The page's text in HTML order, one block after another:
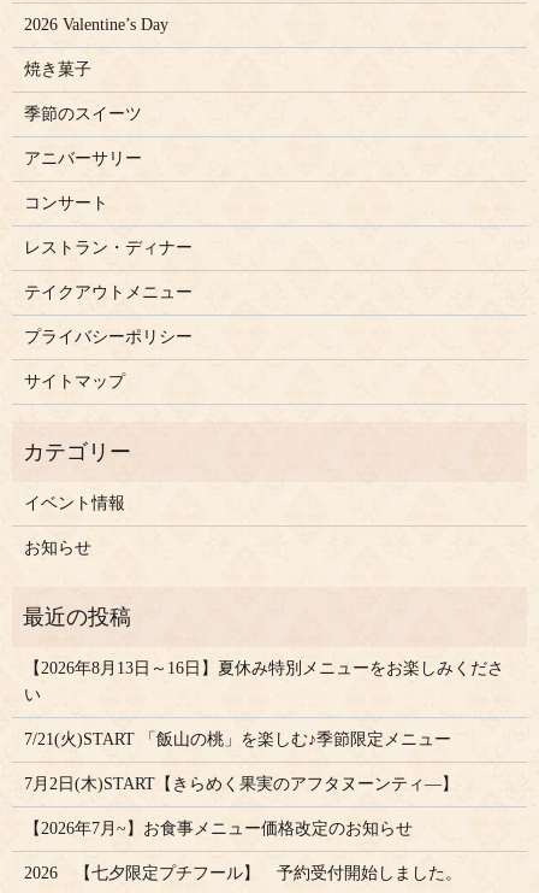
2026 Valentine’s Day
焼き菓子
季節のスイーツ
アニバーサリー
コンサート
レストラン・ディナー
テイクアウトメニュー
プライバシーポリシー
サイトマップ
イベント情報
お知らせ
【2026年8月13日～16日】夏休み特別メニューをお楽しみくださ
い
7/21(火)START 「飯山の桃」を楽しむ♪季節限定メニュー
7月2日(木)START【きらめく果実のアフタヌーンティ―】
【2026年7月~】お食事メニュー価格改定のお知らせ
2026 【七夕限定プチフール】 予約受付開始しました。